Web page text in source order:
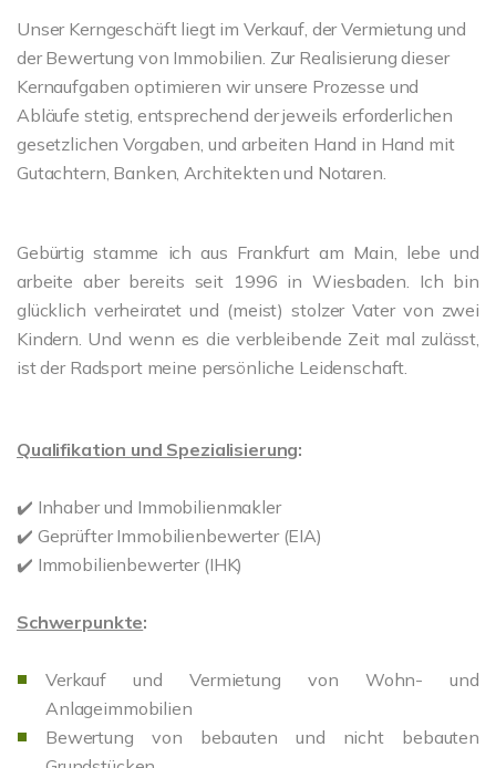
Unser Kerngeschäft liegt im Verkauf, der Vermietung und
der Bewertung von Immobilien. Zur Realisierung dieser
Kernaufgaben optimieren wir unsere Prozesse und
Abläufe stetig, entsprechend der jeweils erforderlichen
gesetzlichen Vorgaben, und arbeiten Hand in Hand mit
Gutachtern, Banken, Architekten und Notaren.
Gebürtig stamme ich aus Frankfurt am Main, lebe und
arbeite aber bereits seit 1996 in Wiesbaden. Ich bin
glücklich verheiratet und (meist) stolzer Vater von zwei
Kindern. Und wenn es die verbleibende Zeit mal zulässt,
ist der Radsport meine persönliche Leidenschaft.
Qualifikation und Spezialisierung:
✔️ Inhaber und Immobilienmakler
✔️ Geprüfter Immobilienbewerter (EIA)
✔️ Immobilienbewerter (IHK)
Schwerpunkte:
Verkauf und Vermietung von Wohn- und
Anlageimmobilien
Bewertung von bebauten und nicht bebauten